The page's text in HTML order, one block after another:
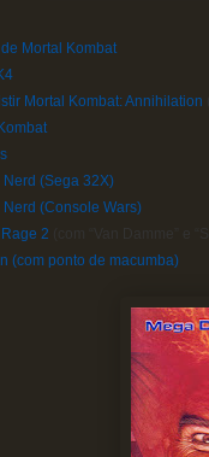
Mortal Kombat
Mortal Kombat: Annihilation
(Sega 32X)
(Console Wars)
2
(com ponto de macumba)